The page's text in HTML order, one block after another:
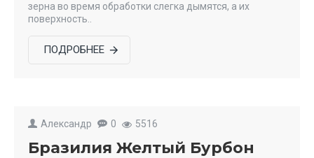
зерна во время обработки слегка дымятся, а их
поверхность..
ПОДРОБНЕЕ
Александр 0 5516
Бразилия Желтый Бурбон